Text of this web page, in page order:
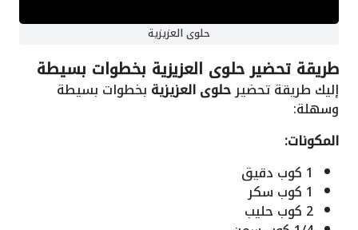
حلوى العزيزية
طريقة تحضير حلوى العزيزية بخطوات بسيطة
إليك طريقة تحضيرحلوى العزيزية بخطوات بسيطة
وسهلة:
المكونات:
1 كوب دقيق
1 كوب سكر
2 كوب حليب